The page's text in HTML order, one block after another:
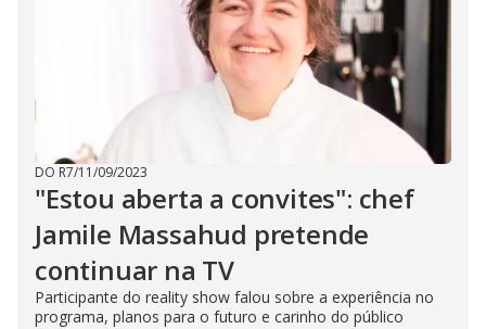
DO R7/11/09/2023
"Estou aberta a convites": chef
Jamile Massahud pretende
continuar na TV
Participante do reality show falou sobre a experiência no
programa, planos para o futuro e carinho do público